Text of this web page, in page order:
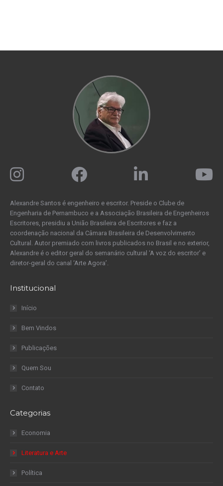
Alexandre Santos é engenheiro e escritor. Preside o Clube de
Engenharia de Pernambuco e a Associação Brasileira de Engenheiros
Escritores, presidiu a União Brasileira de Escritores e faz a
coordenação nacional da Câmara Brasileira de Desenvolvimento
Cultural. Autor premiado com livros publicados no Brasil e no exterior,
Alexandre é o editor geral do semanário cultural ‘A voz do escritor’ e
diretor-geral do canal ‘Arte Agora’.
Institucional
Início
Bem Vindos
Publicações
Quem Sou
Contato
Categorias
Economia
Literatura e Arte
Política